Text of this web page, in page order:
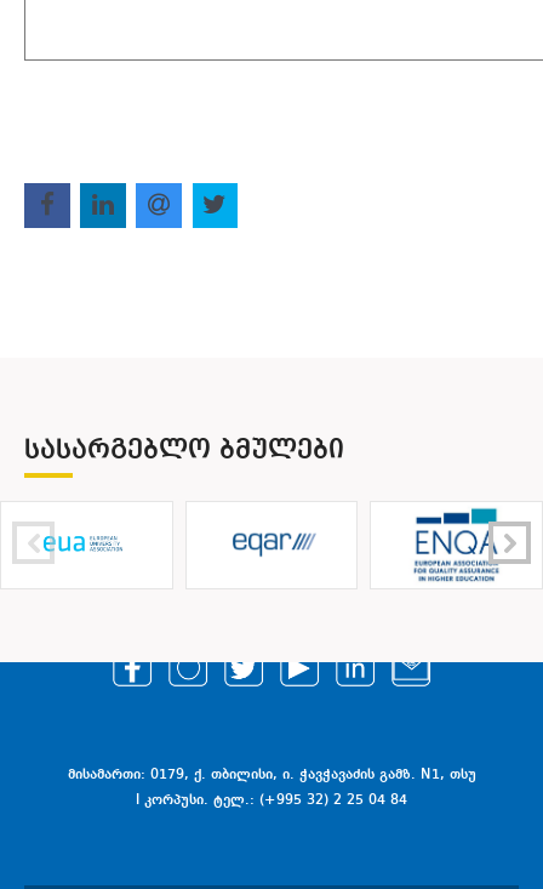
ᲡᲐᲡᲐᲠᲒᲔᲑᲚᲝ ᲑᲛᲣᲚᲔᲑᲘ
მისამართი: 0179, ქ. თბილისი, ი. ჭავჭავაძის გამზ. N1, თსუ
I კორპუსი. ტელ.: (+995 32) 2 25 04 84